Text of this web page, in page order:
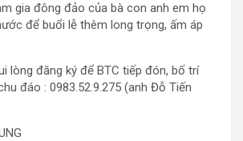
gia đông đảo của bà con anh em họ
để buổi lễ thêm long trọng, ấm áp
lòng đăng ký để BTC tiếp đón, bố trí
đáo : 0983.52.9.275 (anh Đỗ Tiến